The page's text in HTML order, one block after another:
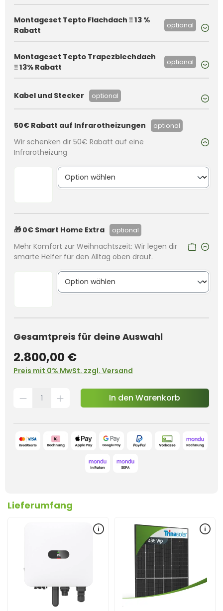
Montageset Tepto Flachdach ‼️ 13 %
Rabatt
optional
Montageset Tepto Trapezblechdach
‼️ 13% Rabatt
optional
Kabel und Stecker optional
50€ Rabatt auf Infrarotheizungen optional
Wir schenken dir 50€ Rabatt auf eine
Infrarotheizung
🎁 0€ Smart Home Extra optional
Mehr Komfort zur Weihnachtszeit: Wir legen dir
smarte Helfer für den Alltag oben drauf.
Gesamtpreis für deine Auswahl
2.800,00 €
Preis mit 0% MwSt. zzgl. Versand
In den Warenkorb
Lieferumfang